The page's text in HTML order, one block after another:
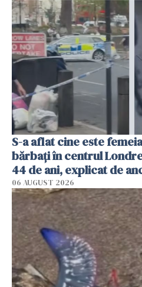
S-a aflat cine este
bărbați în centrul
44 de ani, explicat de
06 AUGUST 2026